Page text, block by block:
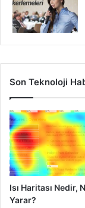
Son Teknoloji
Isı Haritası Nedir,
Yarar?